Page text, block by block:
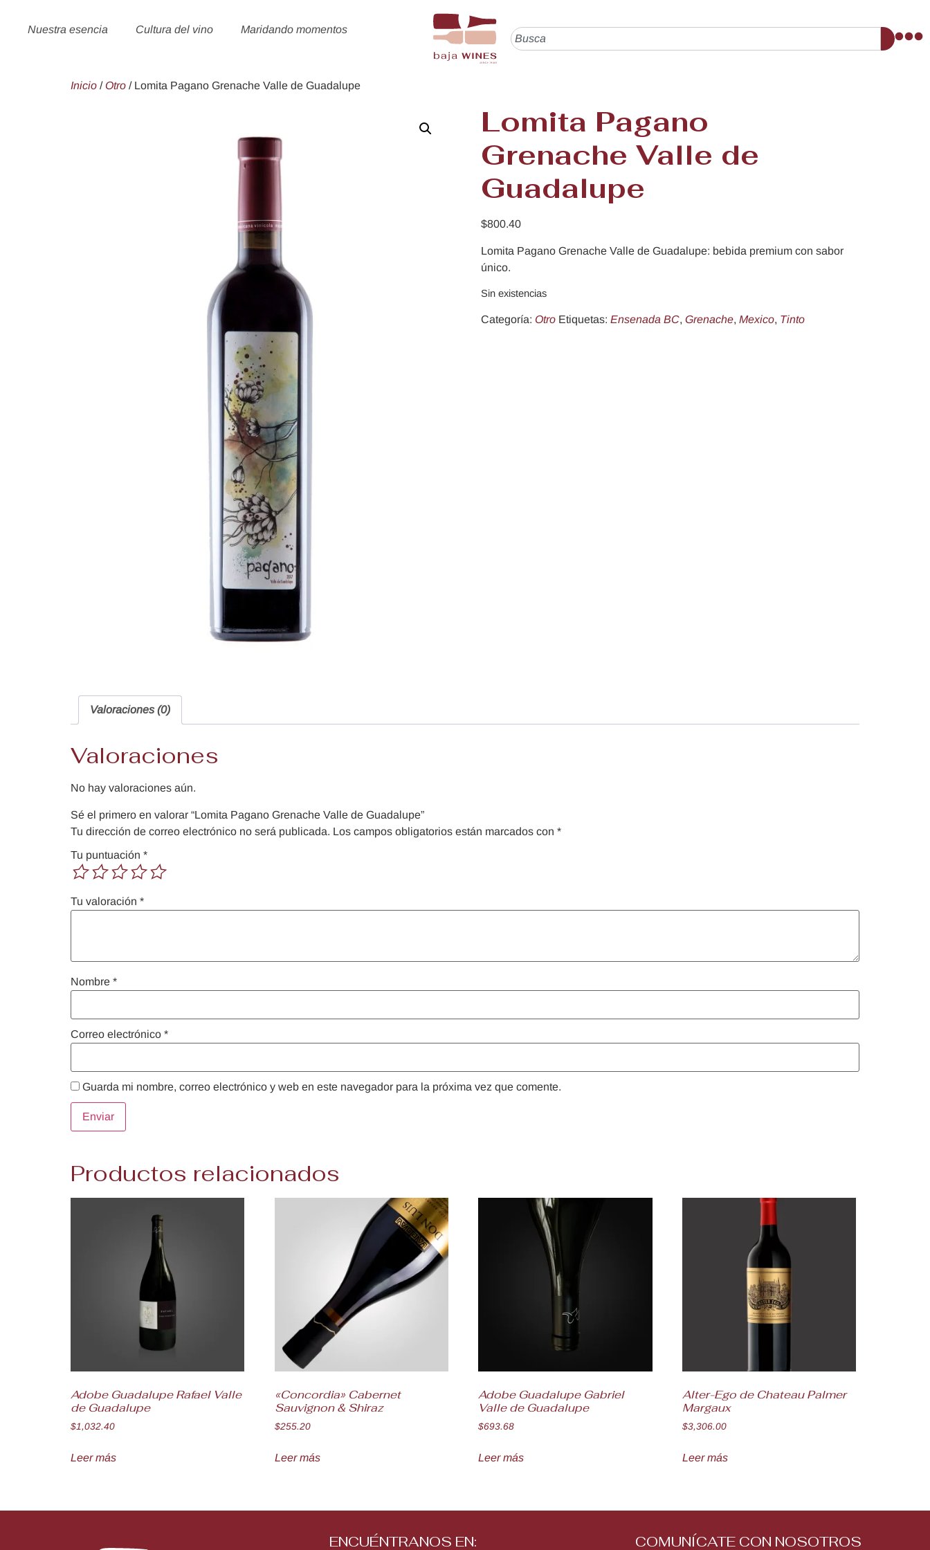
Nuestra esencia Cultura del vino Maridando momentos
Inicio / Otro / Lomita Pagano Grenache Valle de Guadalupe
Lomita Pagano
Grenache Valle de
Guadalupe
$800.40
Lomita Pagano Grenache Valle de Guadalupe: bebida premium con sabor
único.
Sin existencias
Categoría: Otro Etiquetas: Ensenada BC, Grenache, Mexico, Tinto
Valoraciones (0)
Valoraciones
No hay valoraciones aún.
Sé el primero en valorar “Lomita Pagano Grenache Valle de Guadalupe”
Tu dirección de correo electrónico no será publicada. Los campos obligatorios están marcados con *
Tu puntuación *
Tu valoración *
Nombre *
Correo electrónico *
Guarda mi nombre, correo electrónico y web en este navegador para la próxima vez que comente.
Productos relacionados
Adobe Guadalupe Rafael Valle
de Guadalupe
$1,032.40
Leer más
«Concordia» Cabernet
Sauvignon & Shiraz
$255.20
Leer más
Adobe Guadalupe Gabriel
Valle de Guadalupe
$693.68
Leer más
Alter-Ego de Chateau Palmer
Margaux
$3,306.00
Leer más
ENCUÉNTRANOS EN: COMUNÍCATE CON NOSOTROS